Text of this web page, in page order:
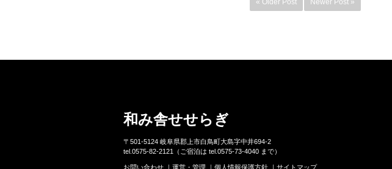
« Older Post Newer Post »
和み舎せせらぎ
〒501-5124 岐阜県郡上市白鳥町大島字中井694-2
tel.0575-82-2121（ご宿泊は tel.0575-73-4040 まで）
お問い合わせ 運営・管理 個人情報保護方針 サイトマップ